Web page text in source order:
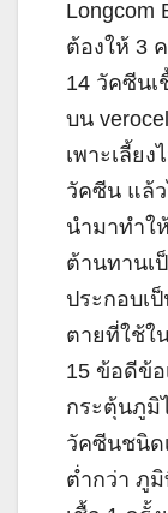
Longcom
ต้องให้ 3
14 วัคซีนเ
บน
เพาะเลี้ย
วัคซีน แล้
นำมาทำใ
ต้านทานเ
ประกอบเ
ตายที่ใช้ใ
15 ข้อดีข้
กระตุ้นภูมิ
วัคซีนชนิด
ต่ำกว่า ภู